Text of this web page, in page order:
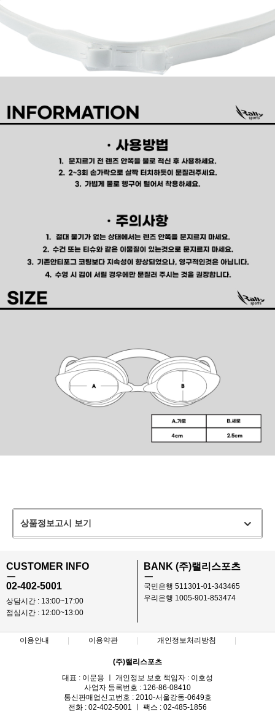
상품정보고시 보기
CUSTOMER INFO
ㅡ
02-402-5001
상담시간 : 13:00~17:00
점심시간 : 12:00~13:00
BANK (주)랠리스포츠
ㅡ
국민은행 511301-01-343465
우리은행 1005-901-853474
이용안내 이용약관 개인정보처리방침
(주)랠리스포츠
대표 : 이문용 ㅣ 개인정보 보호 책임자 : 이호성
사업자 등록번호 : 126-86-08410
통신판매업신고번호 : 2010-서울강동-0649호
전화 : 02-402-5001 ㅣ 팩스 : 02-485-1856